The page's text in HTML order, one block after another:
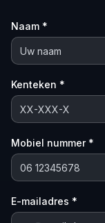
Naam *
Kenteken *
Mobiel nummer *
E-mailadres *